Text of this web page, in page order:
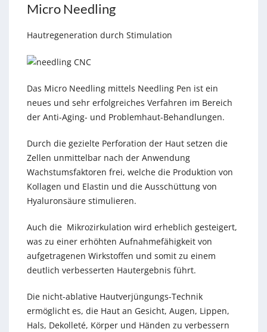
Micro Needling
Hautregeneration durch Stimulation
Das Micro Needling mittels Needling Pen ist ein
neues und sehr erfolgreiches Verfahren im Bereich
der Anti-Aging- und Problemhaut-Behandlungen.
Durch die gezielte Perforation der Haut setzen die
Zellen unmittelbar nach der Anwendung
Wachstumsfaktoren frei, welche die Produktion von
Kollagen und Elastin und die Ausschüttung von
Hyaluronsäure stimulieren.
Auch die Mikrozirkulation wird erheblich gesteigert,
was zu einer erhöhten Aufnahmefähigkeit von
aufgetragenen Wirkstoffen und somit zu einem
deutlich verbesserten Hautergebnis führt.
Die nicht-ablative Hautverjüngungs-Technik
ermöglicht es, die Haut an Gesicht, Augen, Lippen,
Hals, Dekolleté, Körper und Händen zu verbessern